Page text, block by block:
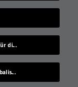
Direkt nach Istanbul: deine Reise eSIM für die Türkei
Die Geschichte des menschlichen Kannibalismus